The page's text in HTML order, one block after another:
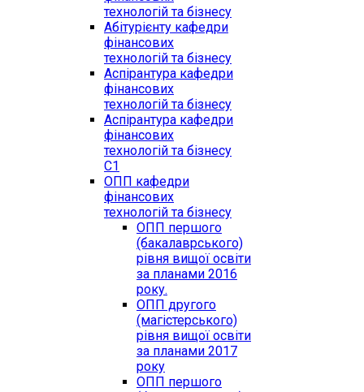
технологій та бізнесу
Абітурієнту кафедри
фінансових
технологій та бізнесу
Аспірантура кафедри
фінансових
технологій та бізнесу
Аспірантура кафедри
фінансових
технологій та бізнесу
C1
ОПП кафедри
фінансових
технологій та бізнесу
ОПП першого
(бакалаврського)
рівня вищої освіти
за планами 2016
року.
ОПП другого
(магістерського)
рівня вищої освіти
за планами 2017
року
ОПП першого